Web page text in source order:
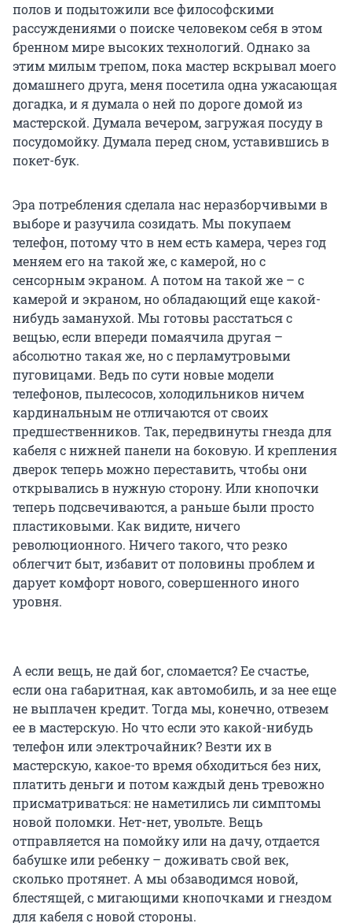
полов и подытожили все философскими
рассуждениями о поиске человеком себя в этом
бренном мире высоких технологий. Однако за
этим милым трепом, пока мастер вскрывал моего
домашнего друга, меня посетила одна ужасающая
догадка, и я думала о ней по дороге домой из
мастерской. Думала вечером, загружая посуду в
посудомойку. Думала перед сном, уставившись в
покет-бук.
Эра потребления сделала нас неразборчивыми в
выборе и разучила созидать. Мы покупаем
телефон, потому что в нем есть камера, через год
меняем его на такой же, с камерой, но с
сенсорным экраном. А потом на такой же – с
камерой и экраном, но обладающий еще какой-
нибудь заманухой. Мы готовы расстаться с
вещью, если впереди помаячила другая –
абсолютно такая же, но с перламутровыми
пуговицами. Ведь по сути новые модели
телефонов, пылесосов, холодильников ничем
кардинальным не отличаются от своих
предшественников. Так, передвинуты гнезда для
кабеля с нижней панели на боковую. И крепления
дверок теперь можно переставить, чтобы они
открывались в нужную сторону. Или кнопочки
теперь подсвечиваются, а раньше были просто
пластиковыми. Как видите, ничего
революционного. Ничего такого, что резко
облегчит быт, избавит от половины проблем и
дарует комфорт нового, совершенного иного
уровня.
А если вещь, не дай бог, сломается? Ее счастье,
если она габаритная, как автомобиль, и за нее еще
не выплачен кредит. Тогда мы, конечно, отвезем
ее в мастерскую. Но что если это какой-нибудь
телефон или электрочайник? Везти их в
мастерскую, какое-то время обходиться без них,
платить деньги и потом каждый день тревожно
присматриваться: не наметились ли симптомы
новой поломки. Нет-нет, увольте. Вещь
отправляется на помойку или на дачу, отдается
бабушке или ребенку – доживать свой век,
сколько протянет. А мы обзаводимся новой,
блестящей, с мигающими кнопочками и гнездом
для кабеля с новой стороны.